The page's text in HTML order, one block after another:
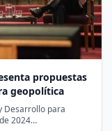
propuestas
geopolítica
Desarrollo para
2024…